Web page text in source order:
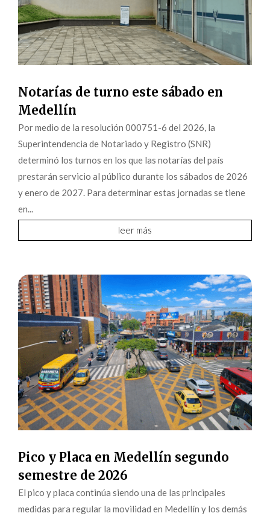
Notarías de turno este sábado en
Medellín
Por medio de la resolución 000751-6 del 2026, la
Superintendencia de Notariado y Registro (SNR)
determinó los turnos en los que las notarías del país
prestarán servicio al público durante los sábados de 2026
y enero de 2027. Para determinar estas jornadas se tiene
en...
leer más
Pico y Placa en Medellín segundo
semestre de 2026
El pico y placa continúa siendo una de las principales
medidas para regular la movilidad en Medellín y los demás